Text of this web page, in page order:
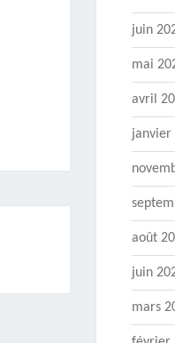
juin
mai
avril
janvier
août
juin
mars